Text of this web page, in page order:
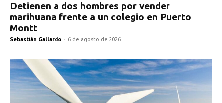
Detienen a dos hombres por vender
marihuana frente a un colegio en Puerto
Montt
Sebastián Gallardo - 6 de agosto de 2026